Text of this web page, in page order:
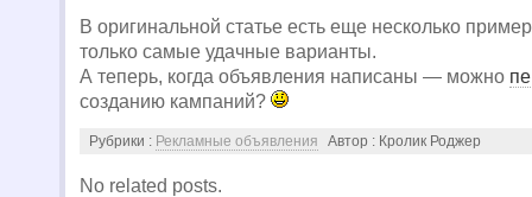
В оригинальной статье есть еще несколько
только самые удачные варианты.
А теперь, когда объявления написаны — можно
созданию кампаний?
Рубрики : Рекламные объявления Автор : Кролик Роджер
No related posts.